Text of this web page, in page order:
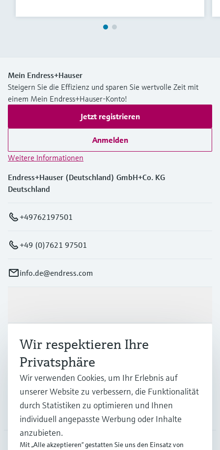
Mein Endress+Hauser
Steigern Sie die Effizienz und sparen Sie wertvolle Zeit mit
einem Mein Endress+Hauser-Konto!
Jetzt registrieren
Anmelden
Weitere Informationen
Endress+Hauser (Deutschland) GmbH+Co. KG
Deutschland
+49762197501
+49 (0)7621 97501
info.de@endress.com
Branchen
Support
Wir respektieren Ihre
Privatsphäre
Wir verwenden Cookies, um Ihr Erlebnis auf
unserer Website zu verbessern, die Funktionalität
durch Statistiken zu optimieren und Ihnen
individuell angepasste Werbung oder Inhalte
anzubieten.
Mit „Alle akzeptieren“ gestatten Sie uns den Einsatz von